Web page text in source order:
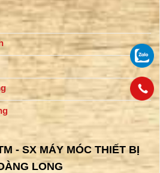
- SX MÁY MÓC THIẾT BỊ
LONG